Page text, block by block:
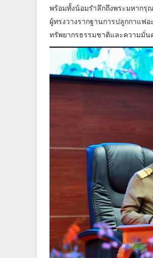
พร้อมทั้งน้อมรำลึกถึงพระมหาก
ผู้ทรงวางรากฐานการปลูกกาแฟ
ทรัพยากรธรรมชาติและความมั่